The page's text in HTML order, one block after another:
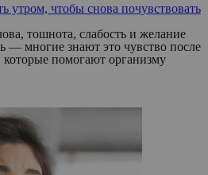
утром, чтобы снова почувствовать
тошнота, слабость и желание
— многие знают это чувство после
помогают организму